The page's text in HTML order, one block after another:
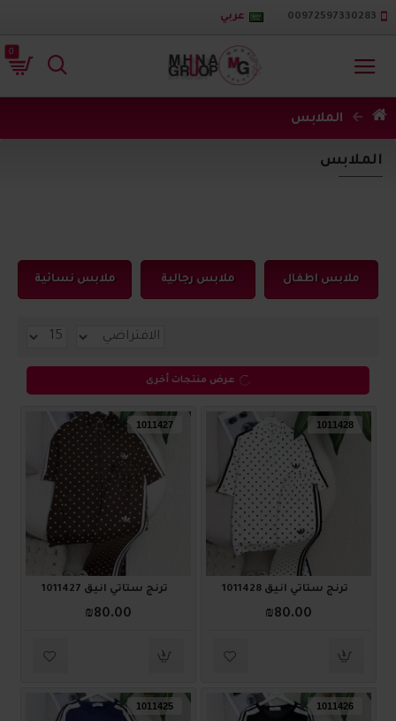
00972597330283 عربي
0
الملابس
الملابس
ملابس اطفال ملابس رجالية ملابس نسائية
عرض منتجات أخرى
1011428
ترنج ستاتي أنيق 1011428
₪80.00
1011427
ترنج ستاتي أنيق 1011427
₪80.00
1011426
1011425